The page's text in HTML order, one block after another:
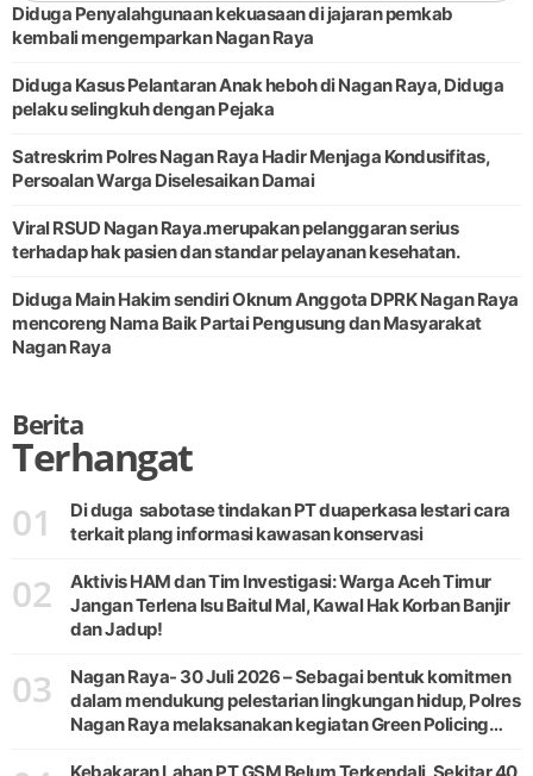
Diduga Penyalahgunaan kekuasaan di jajaran pemkab
kembali mengemparkan Nagan Raya
Diduga Kasus Pelantaran Anak heboh di Nagan Raya, Diduga
pelaku selingkuh dengan Pejaka
Satreskrim Polres Nagan Raya Hadir Menjaga Kondusifitas,
Persoalan Warga Diselesaikan Damai
Viral RSUD Nagan Raya.merupakan pelanggaran serius
terhadap hak pasien dan standar pelayanan kesehatan.
Diduga Main Hakim sendiri Oknum Anggota DPRK Nagan Raya
mencoreng Nama Baik Partai Pengusung dan Masyarakat
Nagan Raya
Berita
Terhangat
01
Di duga sabotase tindakan PT duaperkasa lestari cara
terkait plang informasi kawasan konservasi
02
Aktivis HAM dan Tim Investigasi: Warga Aceh Timur
Jangan Terlena Isu Baitul Mal, Kawal Hak Korban Banjir
dan Jadup!
03
Nagan Raya- 30 Juli 2026 – Sebagai bentuk komitmen
dalam mendukung pelestarian lingkungan hidup, Polres
Nagan Raya melaksanakan kegiatan Green Policing